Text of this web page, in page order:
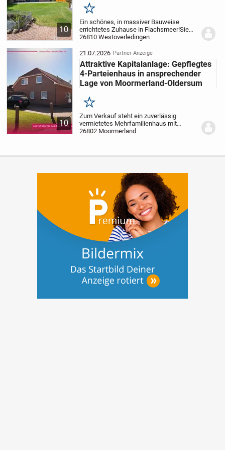
10
Merken
Ein schönes, in massiver Bauweise
errichtetes Zuhause in Flachsmeer!Sie
sind auf der Suche nach einer heimeligen
und gepflegten Immobilie für Ihre Familie?
Dann könnte dieses Haus genau das
Richtige...
26810 Westoverledingen
10
21.07.2026 Partner-Anzeige
Attraktive Kapitalanlage: Gepflegtes
4-Parteienhaus in ansprechender
Lage von Moormerland-Oldersum
Merken
Zum Verkauf steht ein zuverlässig
vermietetes Mehrfamilienhaus mit
insgesamt vier Wohneinheiten. Das
Gebäude wurde im Jahr 1995 in
26802 Moormerland